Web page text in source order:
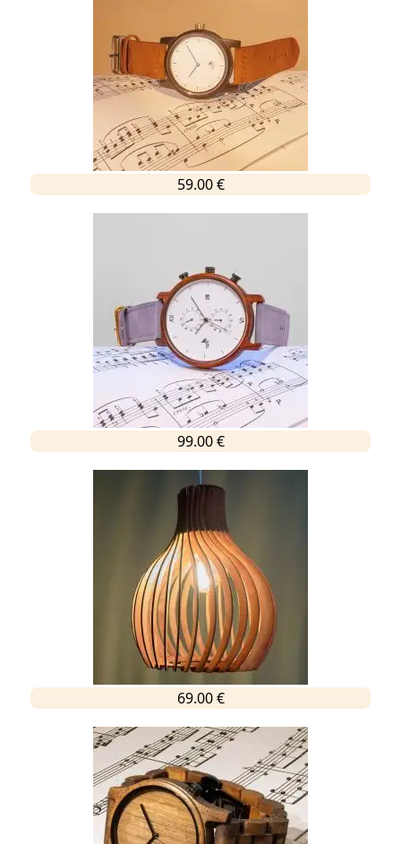
59.00 €
99.00 €
69.00 €